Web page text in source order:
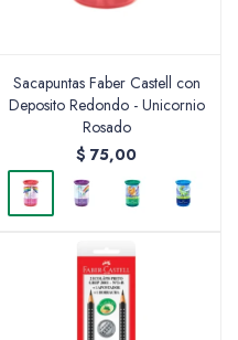
Sacapuntas Faber Castell con
Deposito Redondo - Unicornio
Rosado
$ 75,00